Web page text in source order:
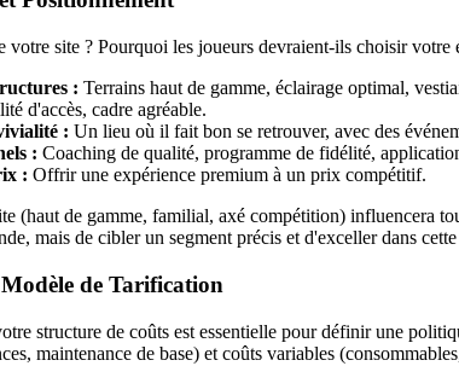
votre site ? Pourquoi les joueurs devraient-ils choisir
: Terrains haut de gamme, éclairage optimal,
d'accès, cadre agréable.
: Un lieu où il fait bon se retrouver, avec des
: Coaching de qualité, programme de fidélité,
: Offrir une expérience premium à un prix compétitif.
(haut de gamme, familial, axé compétition) influencera
mais de cibler un segment précis et d'exceller dans
de Tarification
structure de coûts est essentielle pour définir une
maintenance de base) et coûts variables